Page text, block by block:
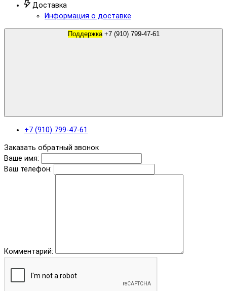
Доставка
Информация о доставке
Поддержка +7 (910) 799-47-61
+7 (910) 799-47-61
Заказать обратный звонок
Ваше имя:
Ваш телефон:
Комментарий: